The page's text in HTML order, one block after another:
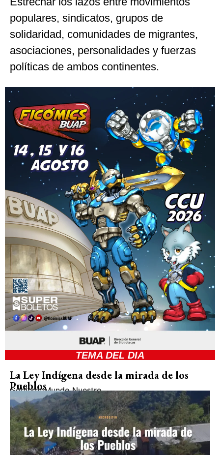
populares, sindicatos, grupos de
solidaridad, comunidades de migrantes,
asociaciones, personalidades y fuerzas
políticas de ambos continentes.
TEMA DEL DIA
La Ley Indígena desde la mirada de los
Pueblos
GobiernoMundo Nuestro